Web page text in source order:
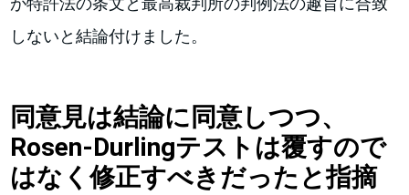
しないと結論付けました。
同意見は結論に同意しつつ、
Rosen-Durlingテストは覆すので
はなく修正すべきだったと指摘